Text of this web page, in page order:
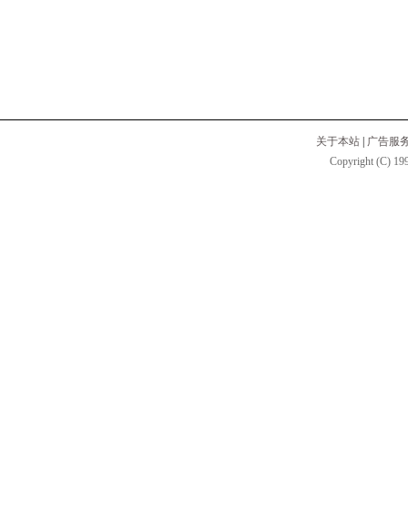
关于本站
广告服
Copyright (C)